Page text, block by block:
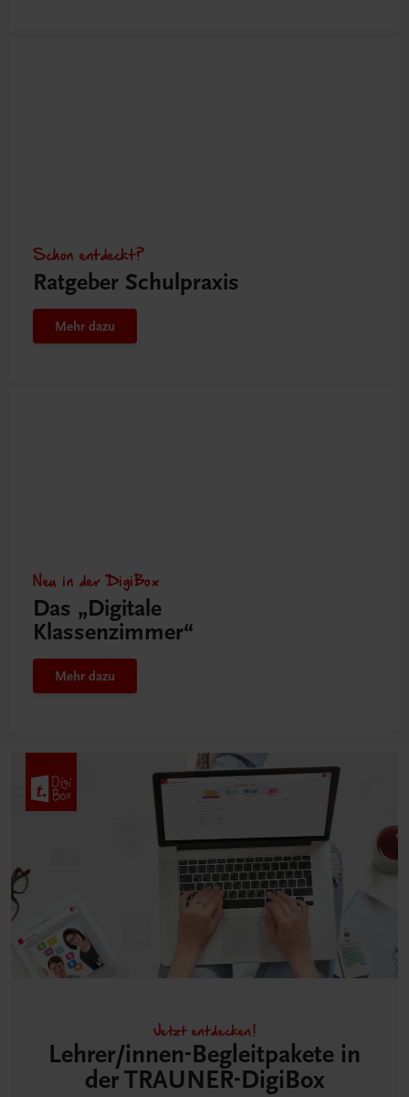
Schon entdeckt?
Ratgeber Schulpraxis
Mehr dazu
Neu in der DigiBox
Das „Digitale
Klassenzimmer“
Mehr dazu
Jetzt entdecken!
Lehrer/innen-Begleitpakete in
der TRAUNER-DigiBox